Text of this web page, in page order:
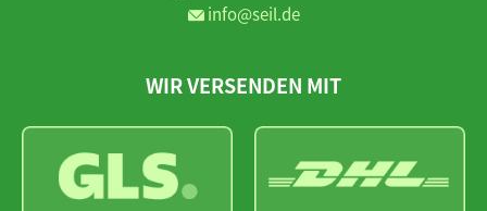
info@seil.de
WIR VERSENDEN MIT